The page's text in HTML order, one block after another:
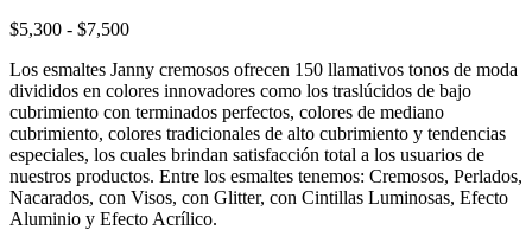
$5,300 - $7,500Rango
precios:
desde
$5,300
hasta
$7,500
Los esmaltes Janny cremosos ofrecen 150 llamativos tonos de moda
divididos en colores innovadores como los traslúcidos de bajo
cubrimiento con terminados perfectos, colores de mediano
cubrimiento, colores tradicionales de alto cubrimiento y tendencias
especiales, los cuales brindan satisfacción total a los usuarios de
nuestros productos. Entre los esmaltes tenemos: Cremosos, Perlados,
Nacarados, con Visos, con Glitter, con Cintillas Luminosas, Efecto
Aluminio y Efecto Acrílico.